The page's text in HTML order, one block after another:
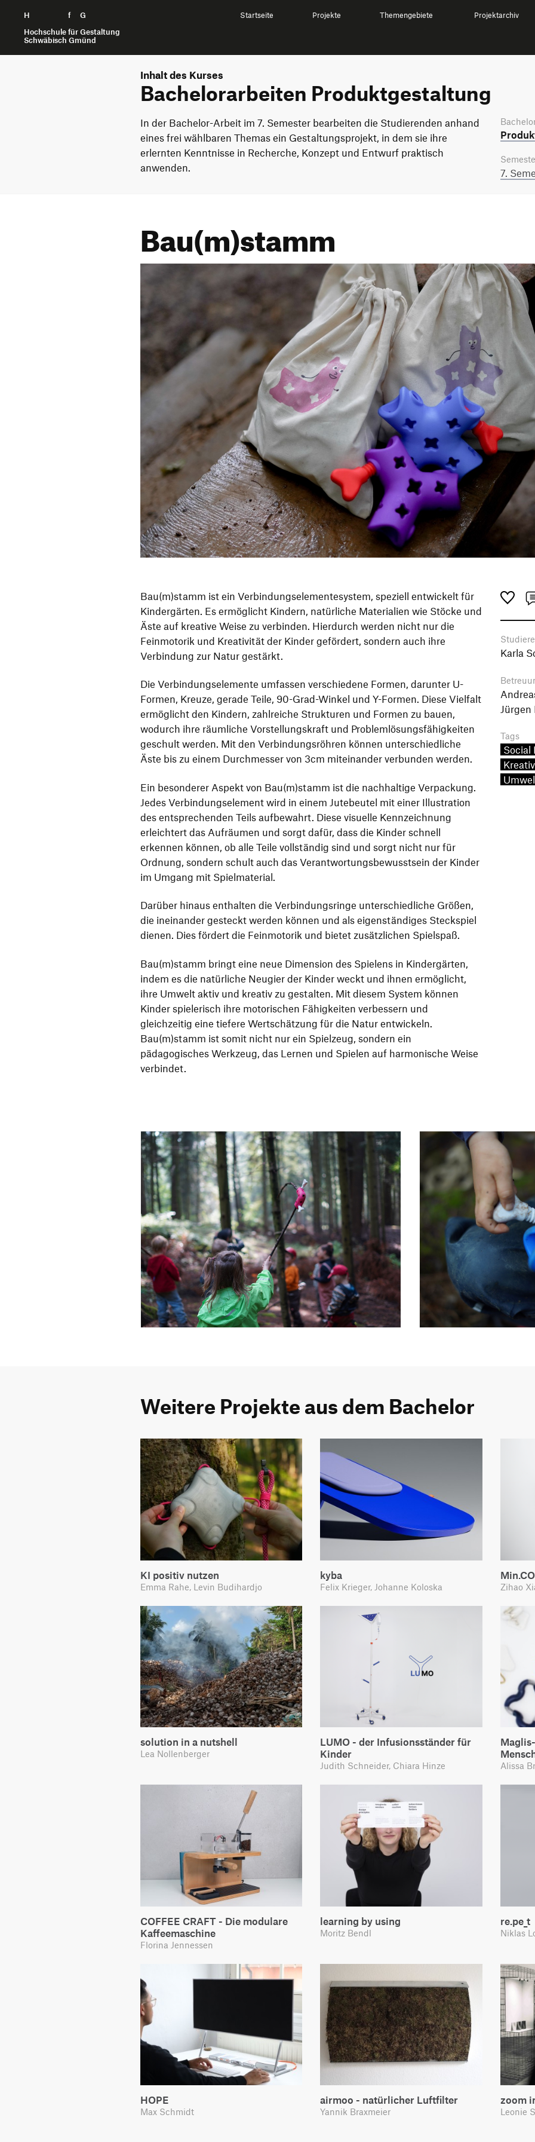
H f
G
Hochschule für Gestaltung
Schwäbisch Gmünd
Zum Seiteninhalt springen Startseite Projekte Themengebiete Projektarchiv
Inhalt des Kurses
Bachelorarbeiten Produktgestaltung
In der Bachelor-Arbeit im 7. Semester bearbeiten die Studierenden anhand
eines frei wählbaren Themas ein Gestaltungsprojekt, in dem sie ihre
erlernten Kenntnisse in Recherche, Konzept und Entwurf praktisch
anwenden.
7.
Bau(m)stamm
Bau(m)stamm ist ein Verbindungselementesystem, speziell entwickelt für
Kindergärten. Es ermöglicht Kindern, natürliche Materialien wie Stöcke und
Äste auf kreative Weise zu verbinden. Hierdurch werden nicht nur die
Feinmotorik und Kreativität der Kinder gefördert, sondern auch ihre
Verbindung zur Natur gestärkt.
Die Verbindungselemente umfassen verschiedene Formen, darunter U-
Formen, Kreuze, gerade Teile, 90-Grad-Winkel und Y-Formen. Diese Vielfalt
ermöglicht den Kindern, zahlreiche Strukturen und Formen zu bauen,
wodurch ihre räumliche Vorstellungskraft und Problemlösungsfähigkeiten
geschult werden. Mit den Verbindungsröhren können unterschiedliche
Äste bis zu einem Durchmesser von 3cm miteinander verbunden werden.
Ein besonderer Aspekt von Bau(m)stamm ist die nachhaltige Verpackung.
Jedes Verbindungselement wird in einem Jutebeutel mit einer Illustration
des entsprechenden Teils aufbewahrt. Diese visuelle Kennzeichnung
erleichtert das Aufräumen und sorgt dafür, dass die Kinder schnell
erkennen können, ob alle Teile vollständig sind und sorgt nicht nur für
Ordnung, sondern schult auch das Verantwortungsbewusstsein der Kinder
im Umgang mit Spielmaterial.
Darüber hinaus enthalten die Verbindungsringe unterschiedliche Größen,
die ineinander gesteckt werden können und als eigenständiges Steckspiel
dienen. Dies fördert die Feinmotorik und bietet zusätzlichen Spielspaß.
Bau(m)stamm bringt eine neue Dimension des Spielens in Kindergärten,
indem es die natürliche Neugier der Kinder weckt und ihnen ermöglicht,
ihre Umwelt aktiv und kreativ zu gestalten. Mit diesem System können
Kinder spielerisch ihre motorischen Fähigkeiten verbessern und
gleichzeitig eine tiefere Wertschätzung für die Natur entwickeln.
Bau(m)stamm ist somit nicht nur ein Spielzeug, sondern ein
pädagogisches Werkzeug, das Lernen und Spielen auf harmonische Weise
verbindet.
Karla
Jürgen
Tags
Social
Weitere Projekte aus dem Bachelor
KI positiv nutzen
Emma Rahe, Levin Budihardjo
kyba
Felix Krieger, Johanne Koloska
Min.CO
Zihao
solution in a nutshell
Lea Nollenberger
LUMO - der Infusionsständer für
Kinder
Judith Schneider, Chiara Hinze Alissa
COFFEE CRAFT - Die modulare
Kaffeemaschine
Florina Jennessen
learning by using
Moritz Bendl
re.pe_t
Niklas
HOPE
Max Schmidt
airmoo - natürlicher Luftfilter
Yannik Braxmeier
zoom
Leonie